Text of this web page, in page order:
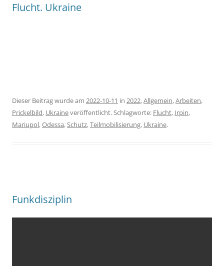
Flucht. Ukraine
Dieser Beitrag wurde am 2022-10-11 in 2022,Allgemein,Arbeiten,
Prickelbild, Ukraineveröffentlicht. Schlagworte: Flucht, Irpin,
Mariupol,Odessa,Schutz,Teilmobilisierung, Ukraine.
Funkdisziplin